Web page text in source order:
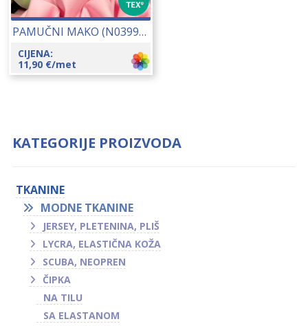
PAMUČNI MAKO (N03999) 150 CM 21037
CIJENA:
11,90 €/met
KATEGORIJE PROIZVODA
TKANINE
MODNE TKANINE
JERSEY, PLETENINA, PLIŠ
LYCRA, ELASTIČNA KOŽA
SCUBA, NEOPREN
ČIPKA
NA TILU
SA ELASTANOM